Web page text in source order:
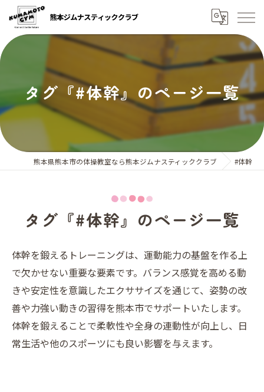
タグ『#体幹』のページ一覧
熊本県熊本市の体操教室なら熊本ジムナスティッククラブ #体幹
タグ『#体幹』のページ一覧
体幹を鍛えるトレーニングは、運動能力の基盤を作る上
で欠かせない重要な要素です。バランス感覚を高める動
きや安定性を意識したエクササイズを通じて、姿勢の改
善や力強い動きの習得を熊本市でサポートいたします。
体幹を鍛えることで柔軟性や全身の連動性が向上し、日
常生活や他のスポーツにも良い影響を与えます。